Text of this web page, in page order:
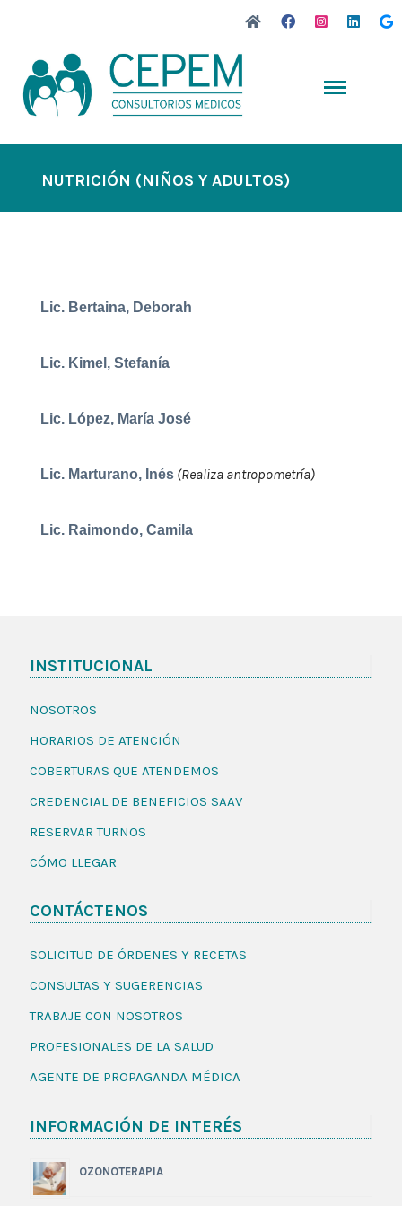
NUTRICIÓN (NIÑOS Y ADULTOS)
Lic. Bertaina, Deborah
Lic. Kimel, Stefanía
Lic. López, María José
Lic. Marturano, Inés (Realiza antropometría)
Lic. Raimondo, Camila
INSTITUCIONAL
NOSOTROS
HORARIOS DE ATENCIÓN
COBERTURAS QUE ATENDEMOS
CREDENCIAL DE BENEFICIOS SAAV
RESERVAR TURNOS
CÓMO LLEGAR
CONTÁCTENOS
SOLICITUD DE ÓRDENES Y RECETAS
CONSULTAS Y SUGERENCIAS
TRABAJE CON NOSOTROS
PROFESIONALES DE LA SALUD
AGENTE DE PROPAGANDA MÉDICA
INFORMACIÓN DE INTERÉS
OZONOTERAPIA